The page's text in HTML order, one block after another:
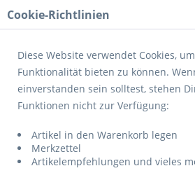
Menü
Übersicht Derbystar
Grip
Cookie-Richtlinien
Diese Website verwendet Cookies,
Funktionalität bieten zu können.
einverstanden sein solltest, stehen
Funktionen nicht zur Verfügung:
Artikel in den Warenkorb legen
Merkzettel
Artikelempfehlungen und vieles